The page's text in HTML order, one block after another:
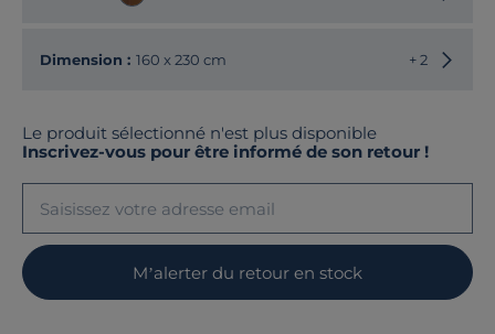
Dimension : 160 x 230 cm + 2
Le produit sélectionné n'est plus disponible
Inscrivez-vous pour être informé de son retour !
M’alerter du retour en stock